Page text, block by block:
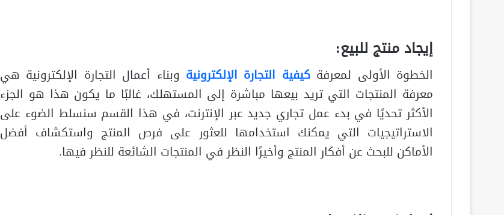
إيجاد منتج للبيع:
الخطوة الأولى لمعرفة كيفية التجارة الإلكترونية وبناء أعمال التجارة الإلكترونية هي
معرفة المنتجات التي تريد بيعها مباشرة إلى المستهلك، غالبًا ما يكون هذا هو الجزء
الأكثر تحديًا في بدء عمل تجاري جديد عبر الإنترنت، في هذا القسم سنسلط الضوء على
الاستراتيجيات التي يمكنك استخدامها للعثور على فرص المنتج واستكشاف أفضل
الأماكن للبحث عن أفكار المنتج وأخيرًا النظر في المنتجات الشائعة للنظر فيها.